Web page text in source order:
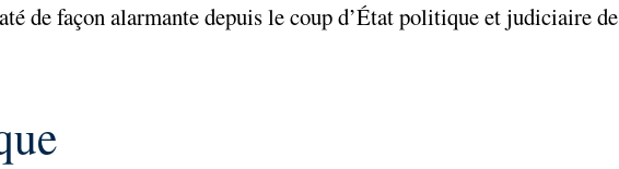
de façon alarmante depuis le coup d’État politique et judiciaire de